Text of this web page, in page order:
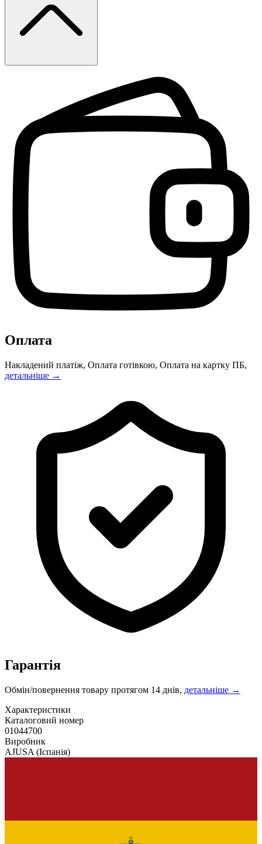
Оплата
Накладений платіж, Оплата готівкою, Оплата на картку ПБ,
детальніше →
Гарантія
Обмін/повернення товару протягом 14 днів, детальніше →
Характеристики
Каталоговий номер
01044700
Виробник
AJUSA (Іспанія)